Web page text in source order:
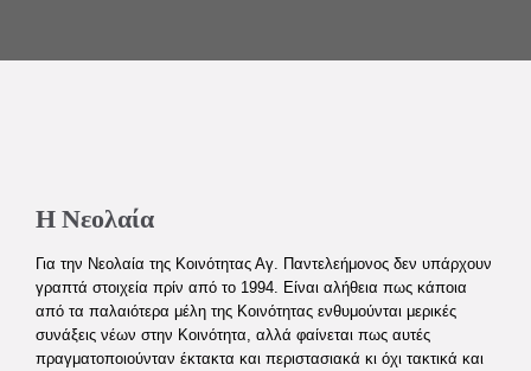
Η Νεολαία
Για την Νεολαία της Κοινότητας Αγ. Παντελεήμονος δεν υπάρχουν
γραπτά στοιχεία πρίν από το 1994. Είναι αλήθεια πως κάποια
από τα παλαιότερα μέλη της Κοινότητας ενθυμούνται μερικές
συνάξεις νέων στην Κοινότητα, αλλά φαίνεται πως αυτές
πραγματοποιούνταν έκτακτα και περιστασιακά κι όχι τακτικά και